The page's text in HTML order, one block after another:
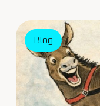
Blog